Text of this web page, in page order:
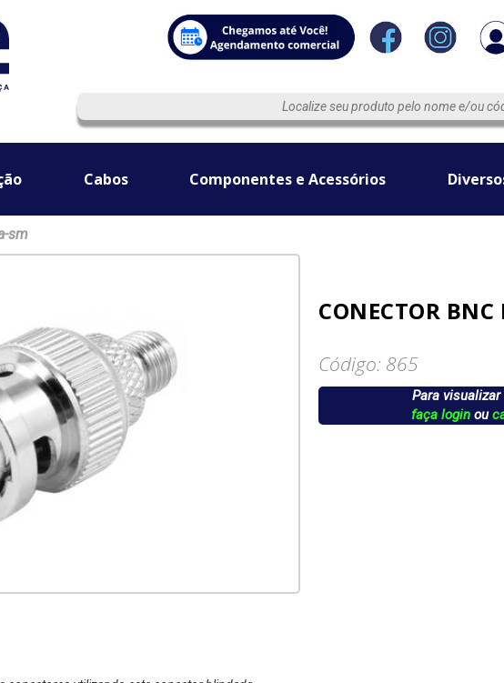
Cabos Componentes e Acessórios
sm
CONECTOR
Código: 865
Para
faça login ou